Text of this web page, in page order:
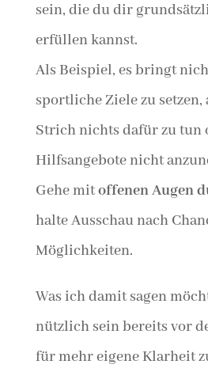
sein, die du dir
erfüllen kannst.
Als Beispiel, es bringt
sportliche Ziele zu
Strich nichts dafür zu tun
Hilfsangebote nicht
Gehe mitoffenen Augen
halte Ausschau nach
Möglichkeiten.
Was ich damit sagen
nützlich sein bereits vor
für mehr eigene Klarheit